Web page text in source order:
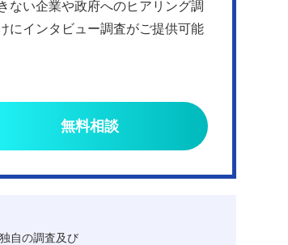
ない企業や政府へのヒアリング調
にインタビュー調査がご提供可能
無料相談
自の調査及び